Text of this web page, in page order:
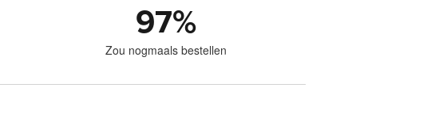
97%
Zou nogmaals bestellen